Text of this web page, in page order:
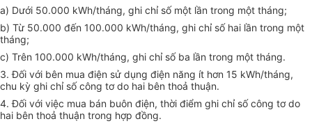
a) Dưới 50.000 kWh/tháng, ghi chỉ số một lần trong một tháng;
b) Từ 50.000 đến 100.000 kWh/tháng, ghi chỉ số hai lần trong một
tháng;
c) Trên 100.000 kWh/tháng, ghi chỉ số ba lần trong một tháng.
3. Đối với bên mua điện sử dụng điện năng ít hơn 15 kWh/tháng,
chu kỳ ghi chỉ số công tơ do hai bên thoả thuận.
4. Đối với việc mua bán buôn điện, thời điểm ghi chỉ số công tơ do
hai bên thoả thuận trong hợp đồng.